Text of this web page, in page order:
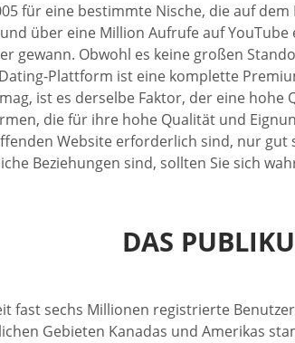
für eine bestimmte Nische, die auf
über eine Million Aufrufe auf
gewann. Obwohl es keine großen
Plattform ist eine komplette
ist es derselbe Faktor, der eine
die für ihre hohe Qualität und
Website erforderlich sind, nur gut
Beziehungen sind, sollten Sie sich
DAS
fast sechs Millionen registrierte
Gebieten Kanadas und Amerikas